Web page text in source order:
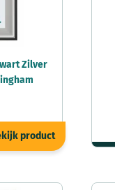
Zilver
product